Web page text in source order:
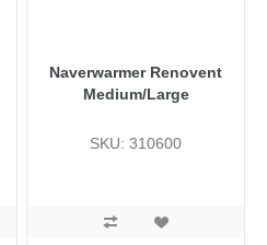
Naverwarmer Renovent
Medium/Large
SKU: 310600